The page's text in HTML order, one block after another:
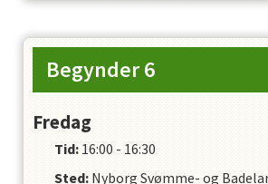
Begynder 6
Fredag
Tid: 16:00 - 16:30
Sted: Nyborg Svømme- og